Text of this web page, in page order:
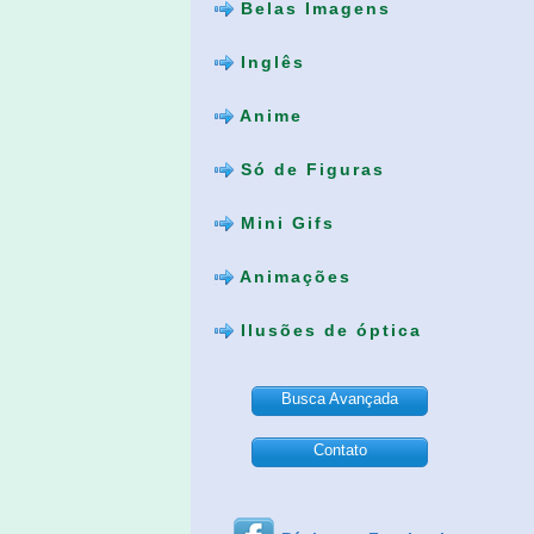
Belas Imagens
Inglês
Anime
Só de Figuras
Mini Gifs
Animações
Ilusões de óptica
Busca Avançada
Contato